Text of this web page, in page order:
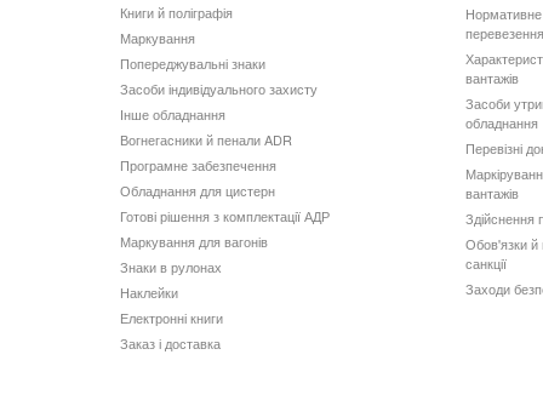
Книги й поліграфія
Маркування
Попереджувальні знаки
Засоби індивідуального захисту
Інше обладнання
Вогнегасники й пенали ADR
Програмне забезпечення
Обладнання для цистерн
Готові рішення з комплектації АДР
Маркування для вагонів
Знаки в рулонах
Наклейки
Електронні книги
Заказ і доставка
вантажів
Засоби
обладнання
Перевізні
вантажів
Здійснення
Обов'язки й
санкції
Заходи